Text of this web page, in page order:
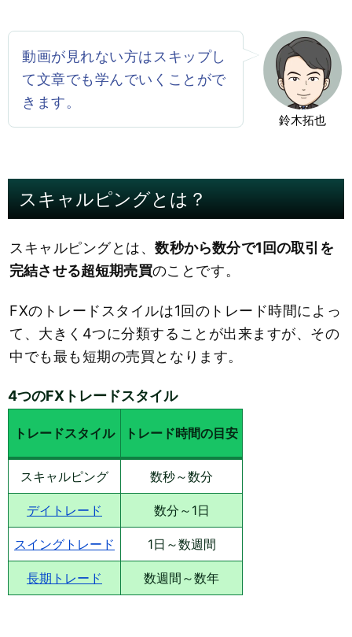
鈴木拓也
動画が見れない方はスキップし
て文章でも学んでいくことがで
きます。
スキャルピングとは？
スキャルピングとは、数秒から数分で1回の取引を
完結させる超短期売買のことです。
FXのトレードスタイルは1回のトレード時間によっ
て、大きく4つに分類することが出来ますが、その
中でも最も短期の売買となります。
4つのFXトレードスタイル
トレードスタイル トレード時間の目安
スキャルピング 数秒～数分
デイトレード 数分～1日
スイングトレード 1日～数週間
長期トレード 数週間～数年